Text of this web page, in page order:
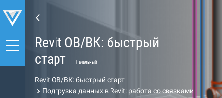
Revit ОВ/ВК: быстрый
старт
Начальный
Revit ОВ/ВК: быстрый старт
Подгрузка данных в Revit: работа со связками